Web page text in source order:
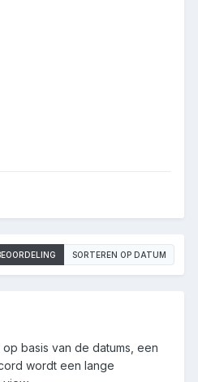
SORTEREN OP DATUM
basis van de datums, een
wordt een lange